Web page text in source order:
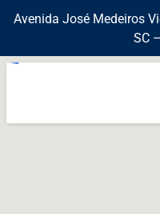
Avenida José Medeiros
SC